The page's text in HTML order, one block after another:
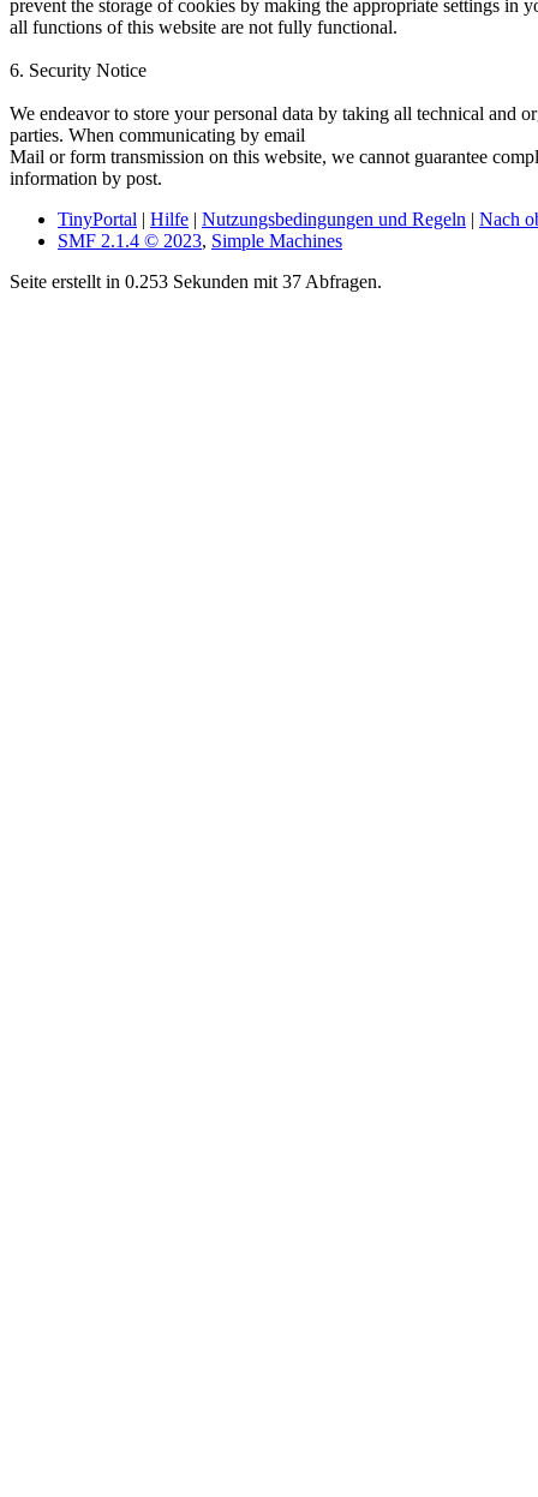
prevent the storage of cookies by making the appropriate settings
all functions of this website are not fully functional.
6. Security Notice
We endeavor to store your personal data by taking all technical and
parties. When communicating by email
Mail or form transmission on this website, we cannot guarantee
information by post.
TinyPortal | Hilfe | Nutzungsbedingungen und Regeln | Nach
SMF 2.1.4 © 2023, Simple Machines
Seite erstellt in 0.253 Sekunden mit 37 Abfragen.